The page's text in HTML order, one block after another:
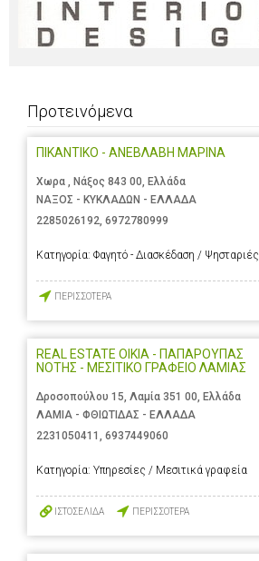
Προτεινόμενα
ΠΙΚΑΝΤΙΚΟ - ΑΝΕΒΛΑΒΗ ΜΑΡΙΝΑ
Χωρα , Νάξος 843 00, Ελλάδα
ΝΑΞΟΣ - ΚΥΚΛΑΔΩΝ - ΕΛΛΑΔΑ
2285026192 6972780999
Κατηγορία: Φαγητό - Διασκέδαση / Ψησταριές
ΠΕΡΙΣΣΟΤΕΡΑ
REAL ESTATE OIKIA - ΠΑΠΑΡΟΥΠΑΣ
ΝΟΤΗΣ - ΜΕΣΙΤΙΚΟ ΓΡΑΦΕΙΟ ΛΑΜΙΑΣ
Δροσοπούλου 15, Λαμία 351 00, Ελλάδα
ΛΑΜΙΑ - ΦΘΙΩΤΙΔΑΣ - ΕΛΛΑΔΑ
2231050411 , 6937449060
Κατηγορία: Υπηρεσίες / Μεσιτικά γραφεία
ΙΣΤΟΣΕΛΙΔΑ ΠΕΡΙΣΣΟΤΕΡΑ